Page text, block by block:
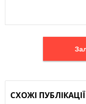
СХОЖІ ПУБЛІКАЦІЇ